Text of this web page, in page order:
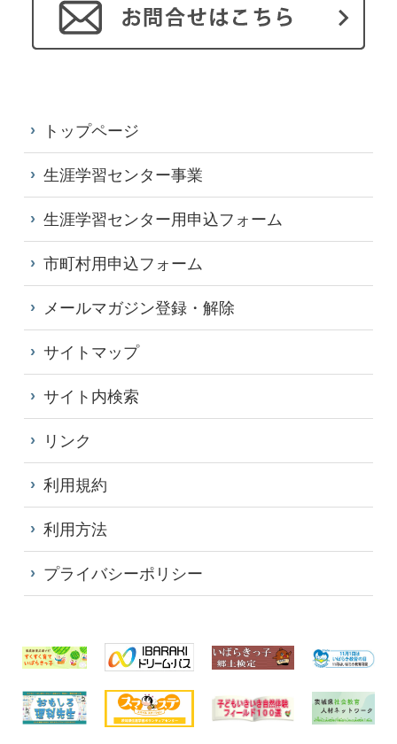
トップページ
生涯学習センター事業
生涯学習センター用申込フォーム
市町村用申込フォーム
メールマガジン登録・解除
サイトマップ
サイト内検索
リンク
利用規約
利用方法
プライバシーポリシー